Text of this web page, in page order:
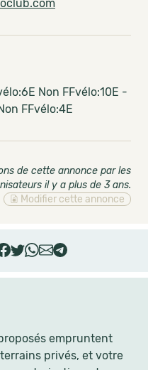
empruntent
privés, et votre
Non FFvélo:10E -
FFvélo:4E
de cette annonce par les
il y a plus de 3 ans.
Modifier cette annonce